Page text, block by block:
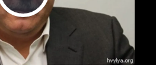
Play Video